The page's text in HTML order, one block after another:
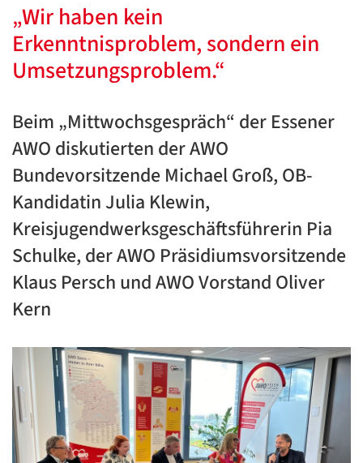
„Wir haben kein
Erkenntnisproblem, sondern ein
Umsetzungsproblem.“
Beim „Mittwochsgespräch“ der Essener
AWO diskutierten der AWO
Bundevorsitzende Michael Groß, OB-
Kandidatin Julia Klewin,
Kreisjugendwerksgeschäftsführerin Pia
Schulke, der AWO Präsidiumsvorsitzende
Klaus Persch und AWO Vorstand Oliver
Kern